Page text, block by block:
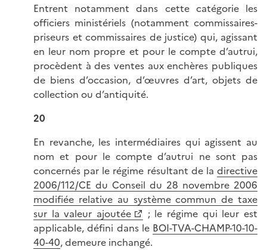
Entrent notamment dans cette catégorie les
officiers ministériels (notamment commissaires-
priseurs et commissaires de justice) qui, agissant
en leur nom propre et pour le compte d’autrui,
procèdent à des ventes aux enchères publiques
de biens d’occasion, d’œuvres d’art, objets de
collection ou d’antiquité.
20
En revanche, les intermédiaires qui agissent au
nom et pour le compte d’autrui ne sont pas
concernés par le régime résultant de la directive
2006/112/CE du Conseil du 28 novembre 2006
modifiée relative au système commun de taxe
sur la valeur ajoutée
; le régime qui leur est
applicable, défini dans le BOI-TVA-CHAMP-10-10-
40-40, demeure inchangé.